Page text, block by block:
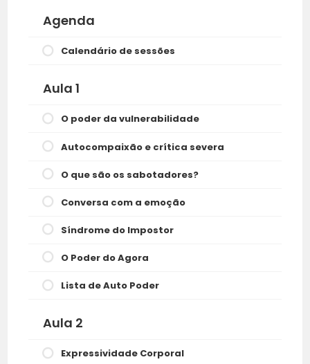
Agenda
Calendário de sessões
Aula 1
O poder da vulnerabilidade
Autocompaixão e crítica severa
O que são os sabotadores?
Conversa com a emoção
Síndrome do Impostor
O Poder do Agora
Lista de Auto Poder
Aula 2
Expressividade Corporal